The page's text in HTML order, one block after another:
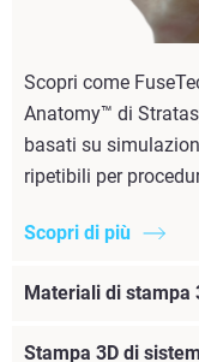
Scopri come
Anatomy™ di
basati su
ripetibili per
Scopri di più
Materiali di stampa
Stampa 3D di